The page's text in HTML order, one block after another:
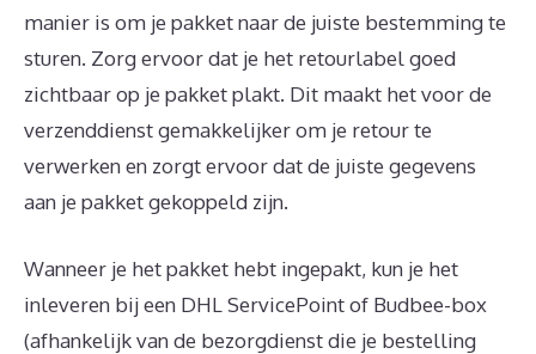
manier is om je pakket naar de juiste bestemming te
sturen. Zorg ervoor dat je het retourlabel goed
zichtbaar op je pakket plakt. Dit maakt het voor de
verzenddienst gemakkelijker om je retour te
verwerken en zorgt ervoor dat de juiste gegevens
aan je pakket gekoppeld zijn.
Wanneer je het pakket hebt ingepakt, kun je het
inleveren bij een DHL ServicePoint of Budbee-box
(afhankelijk van de bezorgdienst die je bestelling